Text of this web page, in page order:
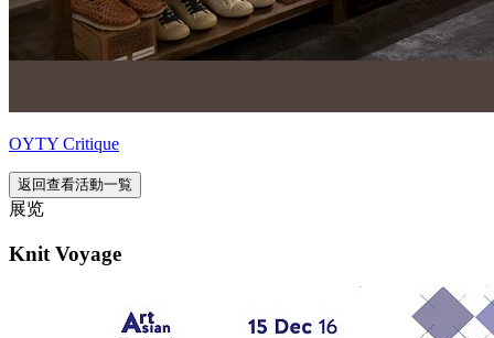
OYTY Critique
返回查看活動一覧
展览
Knit Voyage